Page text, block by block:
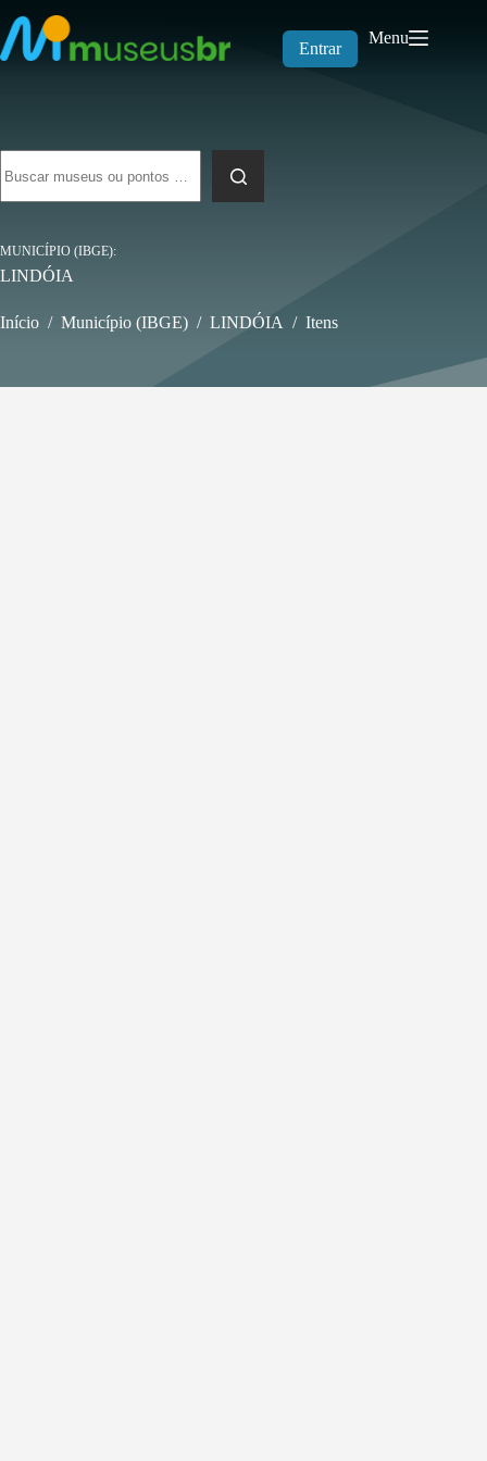
para
o
conteúdo
Entrar
Menu
resultados
MUNICÍPIO (IBGE)
LINDÓIA
Início / Município (IBGE) / LINDÓIA / Itens